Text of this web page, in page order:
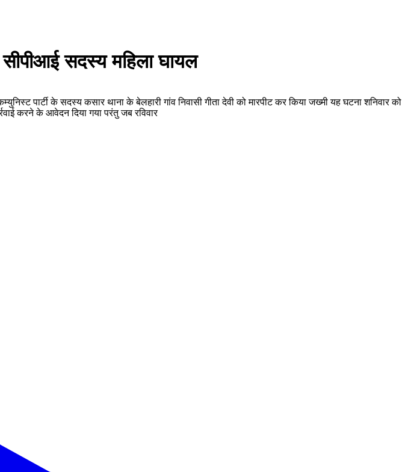
सीपीआई सदस्य महिला घायल
पार्टी के सदस्य कसार थाना के बेलहारी गांव निवासी गीता देवी को मारपीट कर किया जख्मी यह घटना शनिवार को
करने के आवेदन दिया गया परंतु जब रविवार